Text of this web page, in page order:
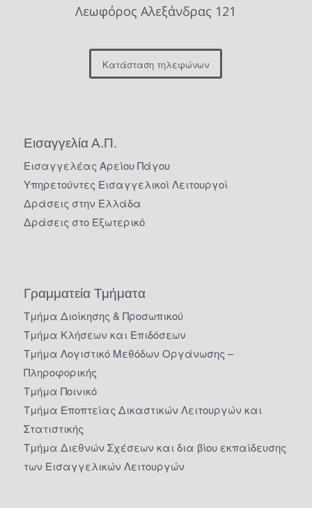
Λεωφόρος Αλεξάνδρας 121
Κατάσταση τηλεφώνων
Εισαγγελία Α.Π.
Εισαγγελέας Αρείου Πάγου
Υπηρετούντες Εισαγγελικοί Λειτουργοί
Δράσεις στην Ελλάδα
Δράσεις στο Εξωτερικό
Γραμματεία Τμήματα
Τμήμα Διοίκησης & Προσωπικού
Τμήμα Κλήσεων και Επιδόσεων
Τμήμα Λογιστικό Μεθόδων Οργάνωσης –
Πληροφορικής
Τμήμα Ποινικό
Τμήμα Εποπτείας Δικαστικών Λειτουργών και
Στατιστικής
Τμήμα Διεθνών Σχέσεων και δια βίου εκπαίδευσης
των Εισαγγελικών Λειτουργών